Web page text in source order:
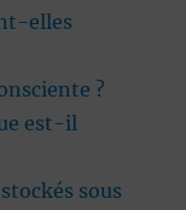
elles
?
est-il
sous